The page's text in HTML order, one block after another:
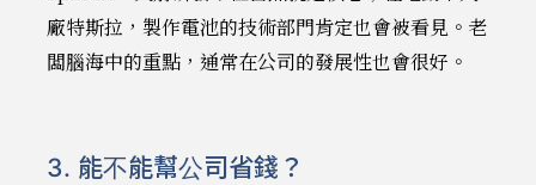
廠特斯拉，製作電池的技術部門肯定也會被看見。老
闆腦海中的重點，通常在公司的發展性也會很好。
3. 能不能幫公司省錢？